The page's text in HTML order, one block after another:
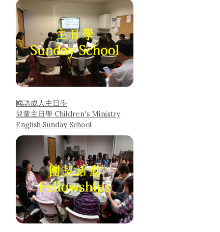
國語成人主日學
兒童主日學 Children's Ministry
English Sunday School